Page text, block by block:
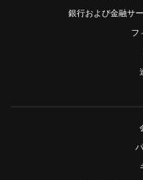
銀行および金融サ
フ